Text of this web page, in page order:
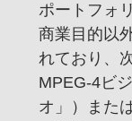
ポートフォ
商業目的以
れており、
MPEG-4ビ
オ」）また